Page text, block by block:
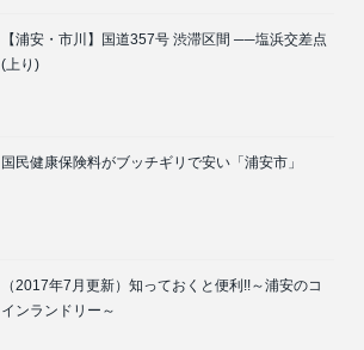
【浦安・市川】国道357号 渋滞区間 ──塩浜交差点
(上り)
国民健康保険料がブッチギリで安い「浦安市」
（2017年7月更新）知っておくと便利!!～浦安のコ
インランドリー～